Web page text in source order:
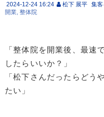
2024-12-24 16:24 松下 展平 集
開業 整体院
「整体院を開業後、最速
したらいいか？」
「松下さんだったらどう
たい」